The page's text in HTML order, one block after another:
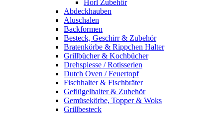
Horl Zubehör
Abdeckhauben
Aluschalen
Backformen
Besteck, Geschirr & Zubehör
Bratenkörbe & Rippchen Halter
Grillbücher & Kochbücher
Drehspiesse / Rotisserien
Dutch Oven / Feuertopf
Fischhalter & Fischbräter
Geflügelhalter & Zubehör
Gemüsekörbe, Topper & Woks
Grillbesteck